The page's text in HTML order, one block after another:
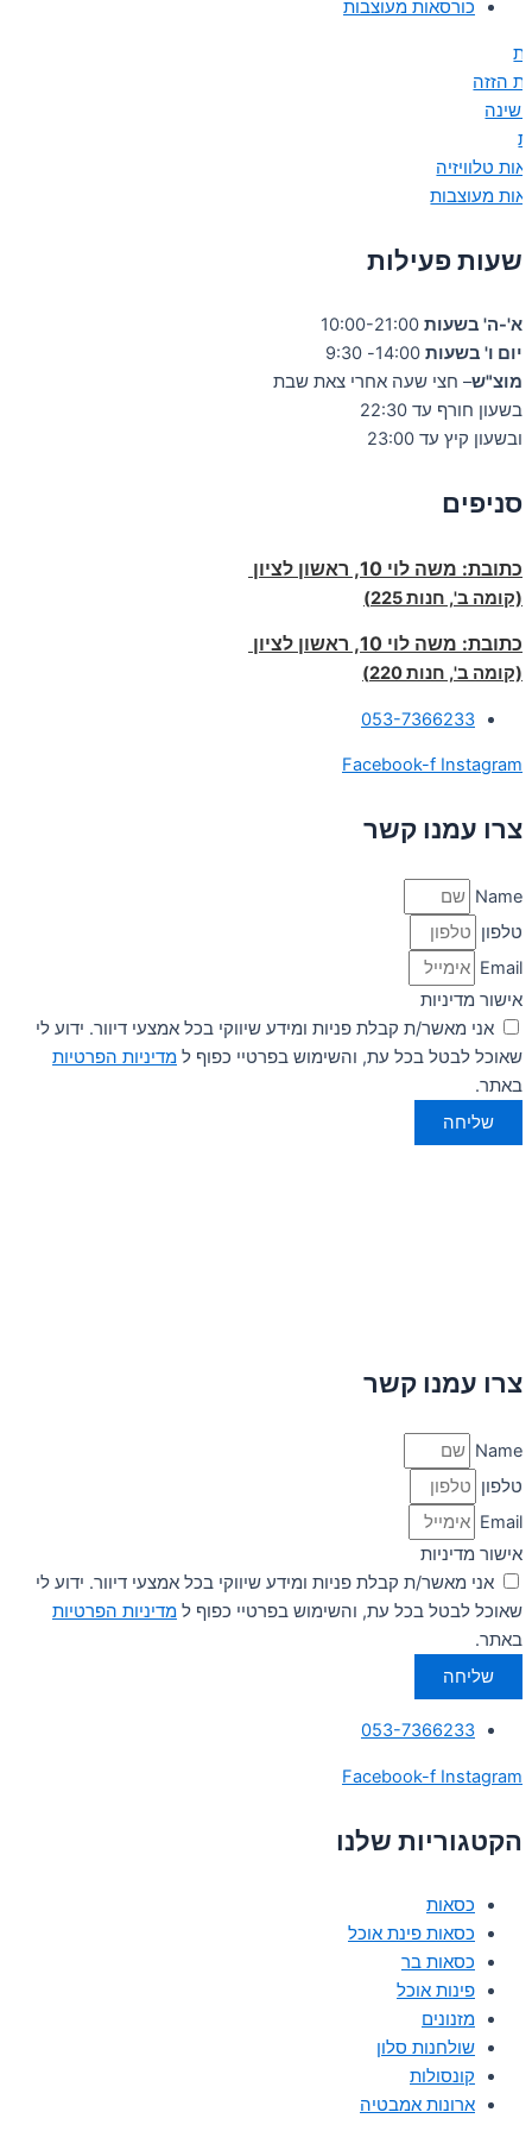
כורסאות מעוצבות
הזזה
שינה
טלוויזיה
מעוצבות
שעות פעילות
א'-ה' בשעות
יום ו' בשעות
מוצ"ש– חצי שעה אחרי צאת שבת
בשעון חורף עד 22:30
ובשעון קיץ עד 23:00
סניפים
כתובת: משה לוי 10, ראשון לציון
(קומה ב', חנות 225)
כתובת: משה לוי 10, ראשון לציון
(קומה ב', חנות 220)
053-7366233
Facebook-f Instagram
צרו עמנו קשר
Name
טלפון
Email
אישור מדיניות
אני מאשר/ת קבלת פניות ומידע שיווקי בכל אמצעי דיוור. ידוע לי
שאוכל לבטל בכל עת, והשימוש בפרטיי כפוף ל מדיניות הפרטיות
באתר.
שליחה
צרו עמנו קשר
Name
טלפון
Email
אישור מדיניות
אני מאשר/ת קבלת פניות ומידע שיווקי בכל אמצעי דיוור. ידוע לי
שאוכל לבטל בכל עת, והשימוש בפרטיי כפוף ל מדיניות הפרטיות
באתר.
שליחה
053-7366233
Facebook-f Instagram
הקטגוריות שלנו
כסאות
כסאות פינת אוכל
כסאות בר
פינות אוכל
מזנונים
שולחנות סלון
קונסולות
ארונות אמבטיה